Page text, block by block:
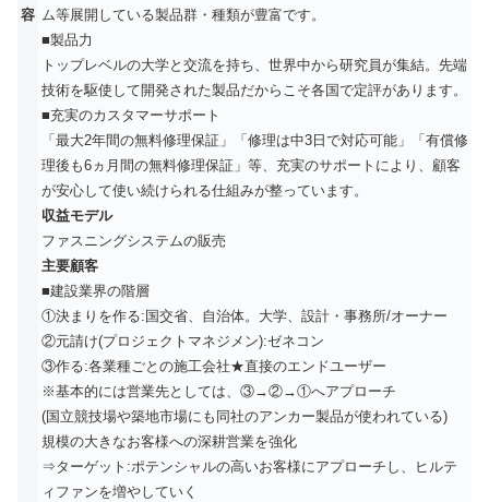
容 ム等展開している製品群・種類が豊富です。
■製品力
トップレベルの大学と交流を持ち、世界中から研究員が集結。先端
技術を駆使して開発された製品だからこそ各国で定評があります。
■充実のカスタマーサポート
「最大2年間の無料修理保証」「修理は中3日で対応可能」「有償修
理後も6ヵ月間の無料修理保証」等、充実のサポートにより、顧客
が安心して使い続けられる仕組みが整っています。
収益モデル
ファスニングシステムの販売
主要顧客
■建設業界の階層
①決まりを作る:国交省、自治体。大学、設計・事務所/オーナー
②元請け(プロジェクトマネジメン):ゼネコン
③作る:各業種ごとの施工会社★直接のエンドユーザー
※基本的には営業先としては、③→②→①へアプローチ
(国立競技場や築地市場にも同社のアンカー製品が使われている)
規模の大きなお客様への深耕営業を強化
⇒ターゲット:ポテンシャルの高いお客様にアプローチし、ヒルテ
ィファンを増やしていく